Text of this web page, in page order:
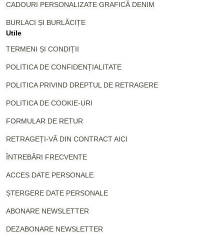
CADOURI PERSONALIZATE GRAFICĂ DENIM
BURLACI ȘI BURLĂCIȚE
Utile
TERMENI ȘI CONDIȚII
POLITICA DE CONFIDENȚIALITATE
POLITICA PRIVIND DREPTUL DE RETRAGERE
POLITICA DE COOKIE-URI
FORMULAR DE RETUR
RETRAGEȚI-VĂ DIN CONTRACT AICI
ÎNTREBĂRI FRECVENTE
ACCES DATE PERSONALE
ȘTERGERE DATE PERSONALE
ABONARE NEWSLETTER
DEZABONARE NEWSLETTER